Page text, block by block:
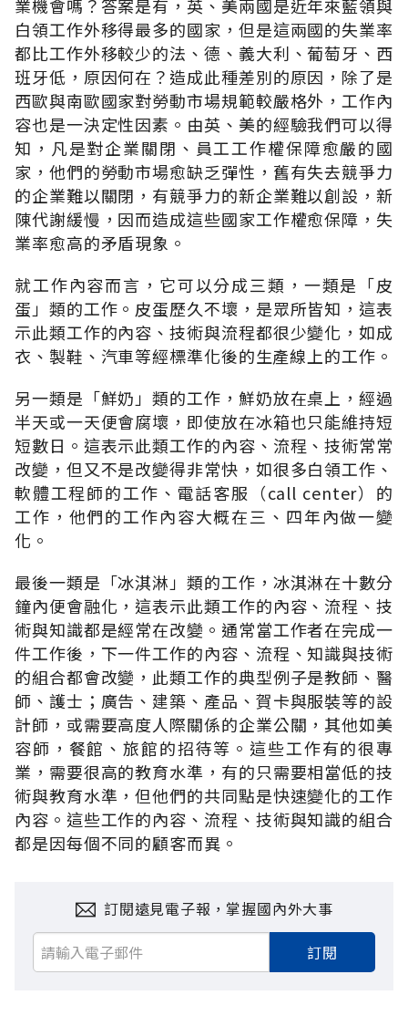
業機會嗎？答案是有，英、美兩國是近年來藍領與
白領工作外移得最多的國家，但是這兩國的失業率
都比工作外移較少的法、德、義大利、葡萄牙、西
班牙低，原因何在？造成此種差別的原因，除了是
西歐與南歐國家對勞動市場規範較嚴格外，工作內
容也是一決定性因素。由英、美的經驗我們可以得
知，凡是對企業關閉、員工工作權保障愈嚴的國
家，他們的勞動市場愈缺乏彈性，舊有失去競爭力
的企業難以關閉，有競爭力的新企業難以創設，新
陳代謝緩慢，因而造成這些國家工作權愈保障，失
業率愈高的矛盾現象。
就工作內容而言，它可以分成三類，一類是「皮
蛋」類的工作。皮蛋歷久不壞，是眾所皆知，這表
示此類工作的內容、技術與流程都很少變化，如成
衣、製鞋、汽車等經標準化後的生產線上的工作。
另一類是「鮮奶」類的工作，鮮奶放在桌上，經過
半天或一天便會腐壞，即使放在冰箱也只能維持短
短數日。這表示此類工作的內容、流程、技術常常
改變，但又不是改變得非常快，如很多白領工作、
軟體工程師的工作、電話客服（call center）的
工作，他們的工作內容大概在三、四年內做一變
化。
最後一類是「冰淇淋」類的工作，冰淇淋在十數分
鐘內便會融化，這表示此類工作的內容、流程、技
術與知識都是經常在改變。通常當工作者在完成一
件工作後，下一件工作的內容、流程、知識與技術
的組合都會改變，此類工作的典型例子是教師、醫
師、護士；廣告、建築、產品、賀卡與服裝等的設
計師，或需要高度人際關係的企業公關，其他如美
容師，餐館、旅館的招待等。這些工作有的很專
業，需要很高的教育水準，有的只需要相當低的技
術與教育水準，但他們的共同點是快速變化的工作
內容。這些工作的內容、流程、技術與知識的組合
都是因每個不同的顧客而異。
訂閱遠見電子報，掌握國內外大事
訂閱